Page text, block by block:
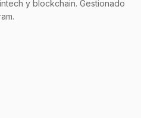
y blockchain. Gestionado